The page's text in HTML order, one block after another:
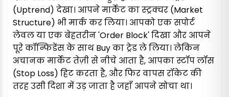
(Uptrend) देखा। आपने मार्केट का स्ट्रक्चर (Market
Structure) भी मार्क कर लिया। आपको एक सपोर्ट
लेवल या एक बेहतरीन 'Order Block' दिखा और आपने
पूरे कॉन्फिडेंस के साथ Buy का ट्रेड ले लिया। लेकिन
अचानक मार्केट तेज़ी से नीचे आता है, आपका स्टॉप लॉस
(Stop Loss) हिट करता है, और फिर वापस रॉकेट की
तरह उसी दिशा में उड़ जाता है जहाँ आपने सोचा था।